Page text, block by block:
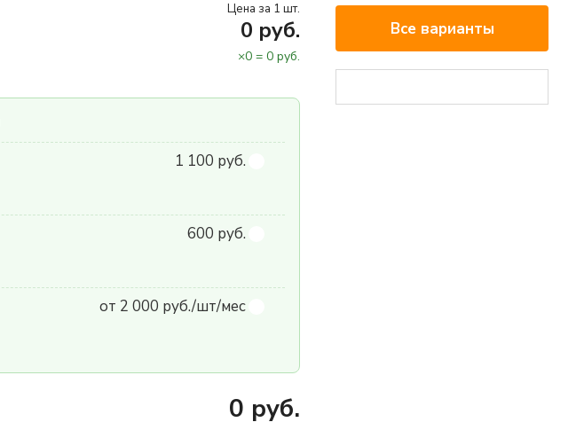
Цена за 1 шт.
0 руб.
×0 = 0 руб.
1 100 руб.
600 руб.
от 2 000 руб./шт/мес
0 руб.
Все варианты